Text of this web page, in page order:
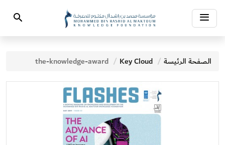
Toggle
navigation
Search
الصفحة الرئيسة Key Cloud
the-knowledge-award